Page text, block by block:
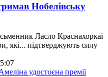
Нобелівську
Ласло Краснахоркаї
які... підтверджують силу